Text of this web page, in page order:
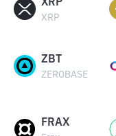
XRP
XRP
ZBT
ZEROBASE
FRAX